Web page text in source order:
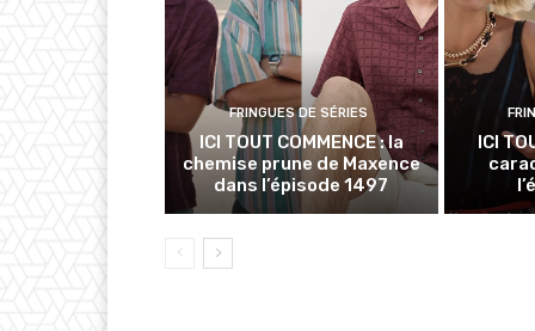
FRINGUES DE SÉRIES
ICI TOUT COMMENCE : la
chemise prune de Maxence
dans l’épisode 1497
ICI